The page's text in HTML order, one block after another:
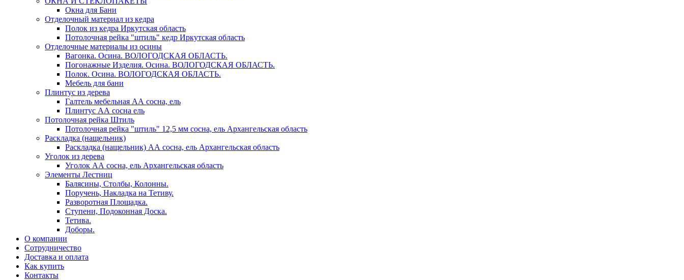
Окна для Бани
Отделочный материал из кедра
Полок из кедра Иркутская область
Потолочная рейка "штиль" кедр Иркутская область
Отделочные материалы из осины
Вагонка. Осина. ВОЛОГОДСКАЯ ОБЛАСТЬ.
Погонажные Изделия. Осина. ВОЛОГОДСКАЯ ОБЛАСТЬ.
Полок. Осина. ВОЛОГОДСКАЯ ОБЛАСТЬ.
Мебель для бани
Плинтус из дерева
Галтель мебельная АА сосна, ель
Плинтус АА сосна ель
Потолочная рейка Штиль
Потолочная рейка "штиль" 12,5 мм сосна, ель Архангельская область
Раскладка (нащельник)
Раскладка (нащельник) АА сосна, ель Архангельская область
Уголок из дерева
Уголок АА сосна, ель Архангельская область
Элементы Лестниц
Балясины, Столбы, Колонны.
Поручень, Накладка на Тетиву.
Разворотная Площадка.
Ступени, Подоконная Доска.
Тетива.
Доборы.
О компании
Сотрудничество
Доставка и оплата
Как купить
Контакты